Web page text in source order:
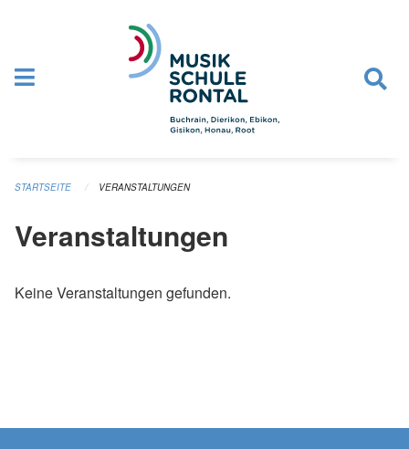
STARTSEITE VERANSTALTUNGEN
Veranstaltungen
Keine Veranstaltungen gefunden.